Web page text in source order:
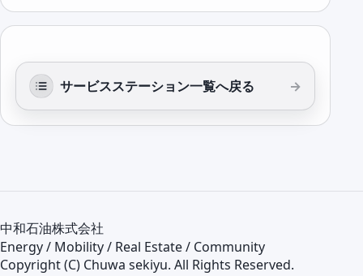
サービスステーション一覧へ戻る
中和石油株式会社
Energy / Mobility / Real Estate / Community
Copyright (C) Chuwa sekiyu. All Rights Reserved.